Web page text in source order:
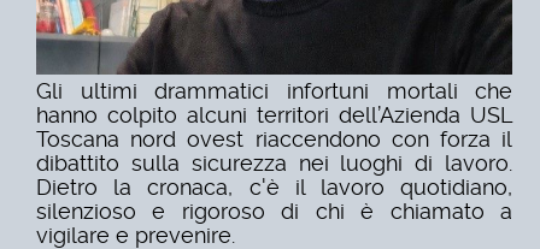
Gli ultimi drammatici infortuni mortali che
hanno colpito alcuni territori dell’Azienda USL
Toscana nord ovest riaccendono con forza il
dibattito sulla sicurezza nei luoghi di lavoro.
Dietro la cronaca, c'è il lavoro quotidiano,
silenzioso e rigoroso di chi è chiamato a
vigilare e prevenire.